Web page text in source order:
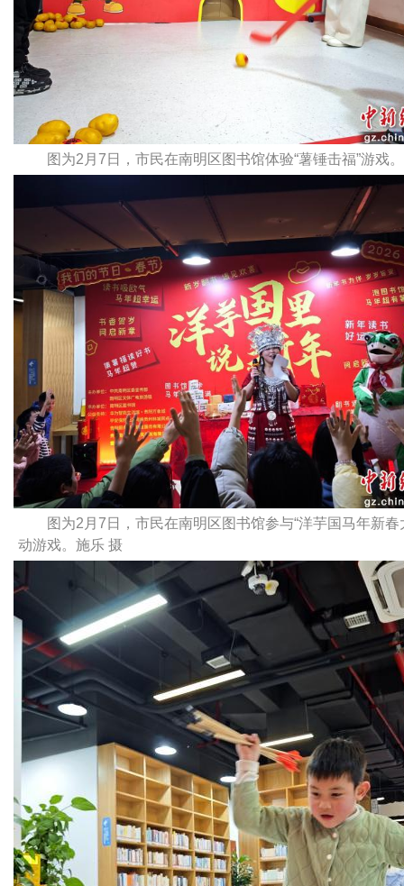
图为2月7日，市民在南明区图书馆体验“薯锤击福”游戏
图为2月7日，市民在南明区图书馆参与“洋芋国马年新春
动游戏。施乐 摄